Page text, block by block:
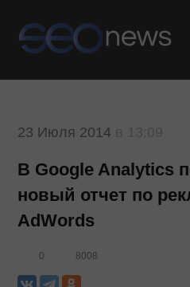
23 Июля 2014
В Google Analytics
новый отчет по
AdWords
0 8008